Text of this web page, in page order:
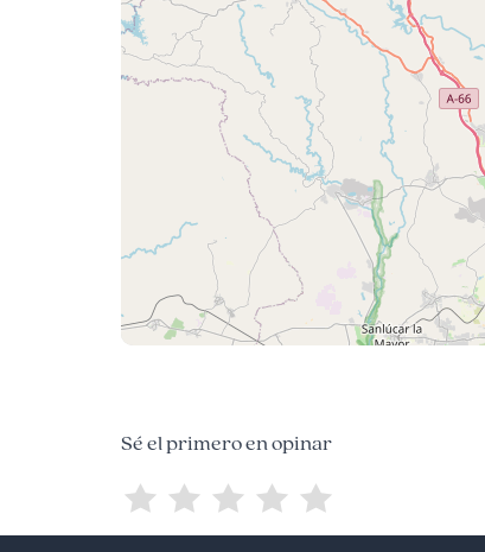
Sé el primero en opinar